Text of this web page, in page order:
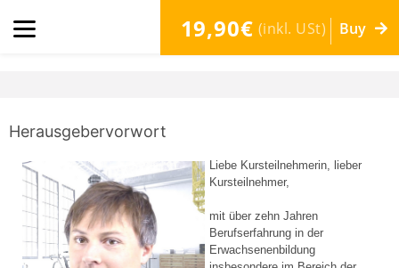
19,90€ (inkl. USt) Buy
Herausgebervorwort
Liebe Kursteilnehmerin, lieber
Kursteilnehmer,
mit über zehn Jahren
Berufserfahrung in der
Erwachsenenbildung